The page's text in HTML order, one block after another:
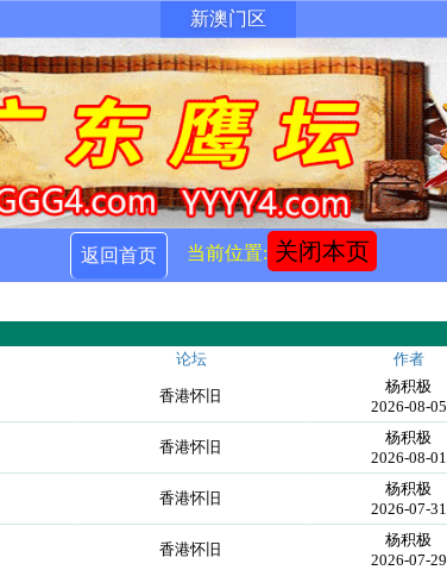
新澳门区
返回首页 当前位置: 关闭本页
论坛 作者
香港怀旧
杨积极
2026-08-05
香港怀旧
杨积极
2026-08-01
香港怀旧
杨积极
2026-07-31
香港怀旧
杨积极
2026-07-29